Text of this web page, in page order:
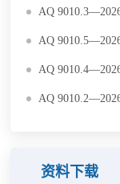
AQ 9010.3—2026安全生产责
AQ 9010.5—2026安全生产责
AQ 9010.4—2026安全生产
AQ 9010.2—2026安全生产责
资料下载